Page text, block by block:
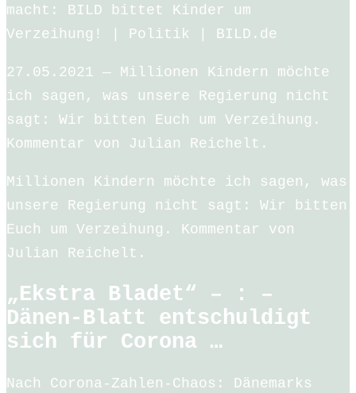
macht: BILD bittet Kinder um
Verzeihung! | Politik | BILD.de
27.05.2021 — Millionen Kindern möchte
ich sagen, was unsere Regierung nicht
sagt: Wir bitten Euch um Verzeihung.
Kommentar von Julian Reichelt.
Millionen Kindern möchte ich sagen, was
unsere Regierung nicht sagt: Wir bitten
Euch um Verzeihung. Kommentar von
Julian Reichelt.
„Ekstra Bladet“ – : –
Dänen-Blatt entschuldigt
sich für Corona …
Nach Corona-Zahlen-Chaos: Dänemarks